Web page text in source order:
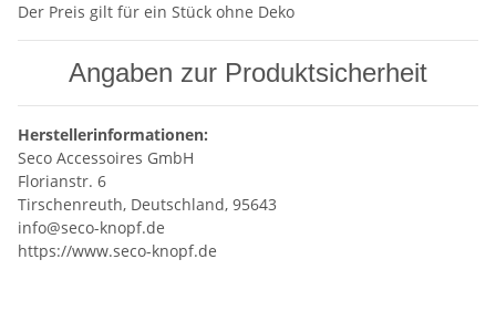
Der Preis gilt für ein Stück ohne Deko
Angaben zur Produktsicherheit
Herstellerinformationen:
Seco Accessoires GmbH
Florianstr. 6
Tirschenreuth, Deutschland, 95643
info@seco-knopf.de
https://www.seco-knopf.de